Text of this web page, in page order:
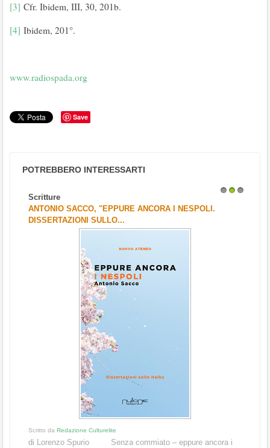
[3] Cfr. Ibidem, III, 30, 201b.
[4] Ibidem, 201°.
www.radiospada.org
Save
POTREBBERO INTERESSARTI
Scritture
ANTONIO SACCO, "EPPURE ANCORA I NESPOLI.
DISSERTAZIONI SULLO...
Scritto da Redazione Culturelite
di Lorenzo Spurio Senza commiato – eppure ancora i